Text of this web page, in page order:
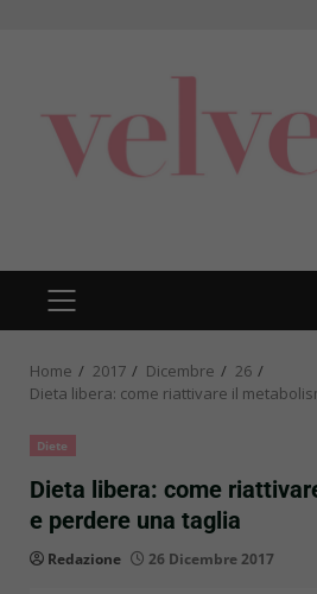
PRIMARY
MENU
Home 2017 Dicembre
26
Dieta libera: come riattivare il
Diete
Dieta libera: come
e perdere una taglia
Redazione 26 Dicembre 2017